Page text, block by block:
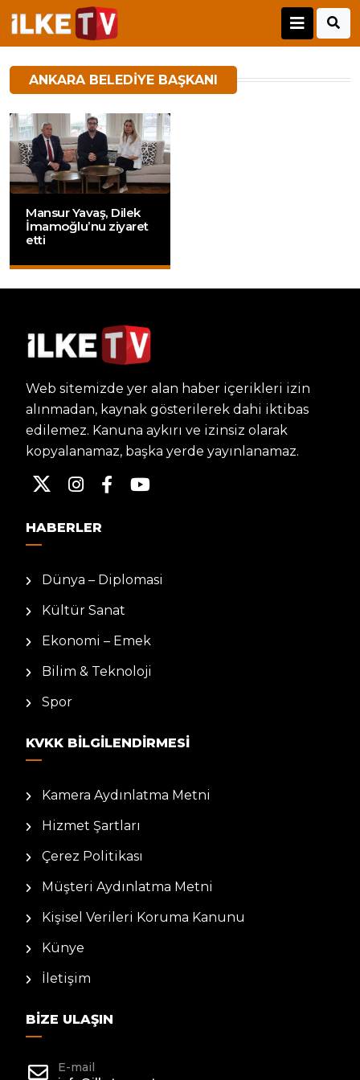
ANKARA BELEDIYE BAŞKANI
Mansur Yavaş, Dilek
İmamoğlu’nu ziyaret
etti
Web sitemizde yer alan haber içerikleri izin
alınmadan, kaynak gösterilerek dahi iktibas
edilemez. Kanuna aykırı ve izinsiz olarak
kopyalanamaz, başka yerde yayınlanamaz.
HABERLER
Dünya – Diplomasi
Kültür Sanat
Ekonomi – Emek
Bilim & Teknoloji
Spor
KVKK BILGILENDIRMESI
Kamera Aydınlatma Metni
Hizmet Şartları
Çerez Politikası
Müşteri Aydınlatma Metni
Kişisel Verileri Koruma Kanunu
Künye
İletişim
BIZE ULAŞIN
E-mail